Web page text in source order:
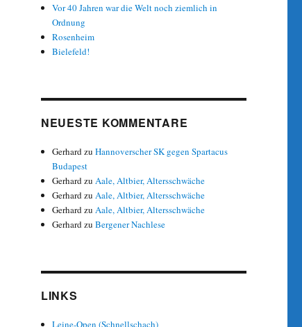
Vor 40 Jahren war die Welt noch ziemlich in
Ordnung
Rosenheim
Bielefeld!
NEUESTE KOMMENTARE
GerhardzuHannoverscher SK gegen Spartacus
Budapest
GerhardzuAale, Altbier, Altersschwäche
GerhardzuAale, Altbier, Altersschwäche
GerhardzuAale, Altbier, Altersschwäche
GerhardzuBergener Nachlese
LINKS
Leine-Open (Schnellschach)